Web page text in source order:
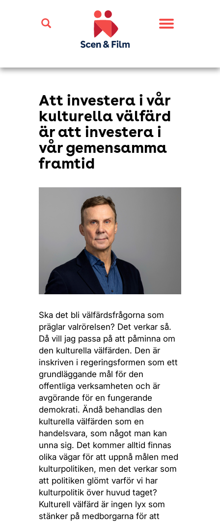
Toggle
Att investera i vår
kulturella välfärd
är att investera i
vår gemensamma
framtid
Ska det bli välfärdsfrågorna som
präglar valrörelsen? Det verkar så.
Då vill jag passa på att påminna om
den kulturella välfärden. Den är
inskriven i regeringsformen som ett
grundläggande mål för den
offentliga verksamheten och är
avgörande för en fungerande
demokrati. Ändå behandlas den
kulturella välfärden som en
handelsvara, som något man kan
unna sig. Det kommer alltid finnas
olika vägar för att uppnå målen med
kulturpolitiken, men det verkar som
att politiken glömt varför vi har
kulturpolitik över huvud taget?
Kulturell välfärd är ingen lyx som
stänker på medborgarna för att